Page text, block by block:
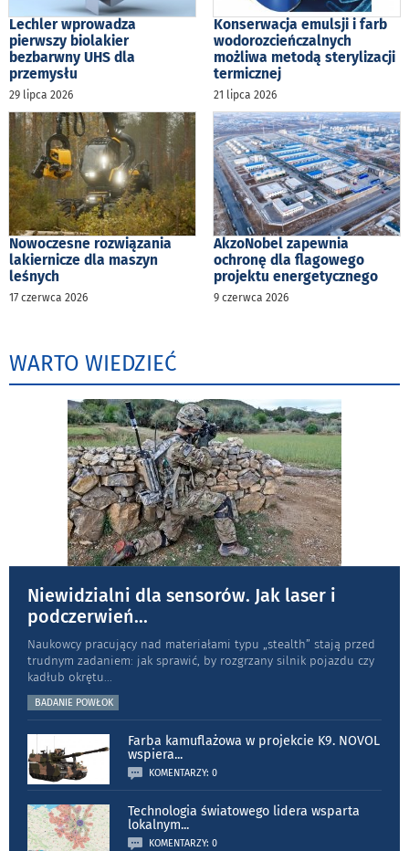
Lechler wprowadza
pierwszy biolakier
bezbarwny UHS dla
przemysłu
29 lipca 2026
Konserwacja emulsji i farb
wodorozcieńczalnych
możliwa metodą sterylizacji
termicznej
21 lipca 2026
Nowoczesne rozwiązania
lakiernicze dla maszyn
leśnych
17 czerwca 2026
AkzoNobel zapewnia
ochronę dla flagowego
projektu energetycznego
9 czerwca 2026
WARTO WIEDZIEĆ
Niewidzialni dla sensorów. Jak laser i
podczerwień...
Naukowcy pracujący nad materiałami typu „stea­lth” stają przed
trudnym zadaniem: jak sprawić, by rozgrzany silnik pojazdu czy
kadłub okrętu...
BADANIE POWŁOK
Farba kamuflażowa w projekcie K9. NOVOL
wspiera...
KOMENTARZY: 0
Technologia światowego lidera wsparta
lokalnym...
KOMENTARZY: 0